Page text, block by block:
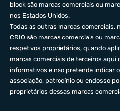
block são marcas comerciais ou
nos Estados Unidos.
Todas as outras marcas comerciais,
CRIO são marcas comerciais ou
respetivos proprietários, quando
marcas comerciais de terceiros
informativos e não pretende indicar
associação, patrocínio ou endosso
proprietários dessas marcas